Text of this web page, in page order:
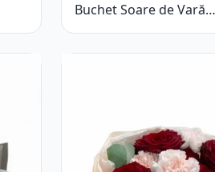
Buchet Soare de Vară
cu Trandafiri Galbeni și